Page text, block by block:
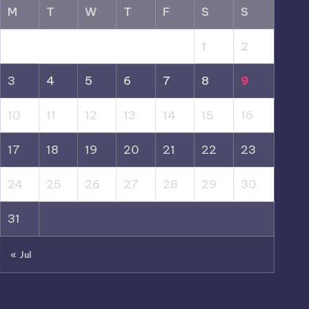
M T W T F S S
1 2
3 4 5 6 7 8 9
10 11 12 13 14 15 16
17 18 19 20 21 22 23
24 25 26 27 28 29 30
31
« Jul